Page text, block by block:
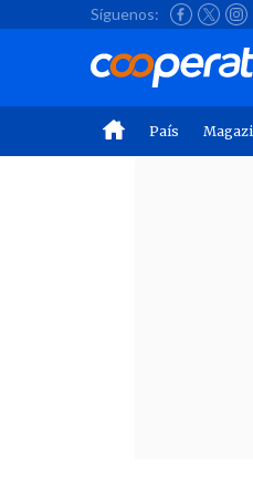
Síguenos:
País